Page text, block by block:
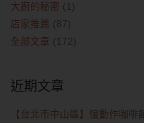
大廚的秘密 (1)
店家推薦 (87)
全部文章 (172)
近期文章
【台北市中山區】慢動作咖